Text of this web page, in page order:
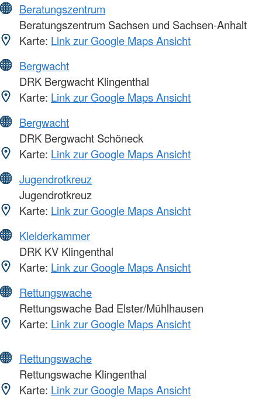
Beratungszentrum
Beratungszentrum Sachsen und Sachsen-Anhalt
Karte: Link zur Google Maps Ansicht
Bergwacht
DRK Bergwacht Klingenthal
Karte: Link zur Google Maps Ansicht
Bergwacht
DRK Bergwacht Schöneck
Karte: Link zur Google Maps Ansicht
Jugendrotkreuz
Jugendrotkreuz
Karte: Link zur Google Maps Ansicht
Kleiderkammer
DRK KV Klingenthal
Karte: Link zur Google Maps Ansicht
Rettungswache
Rettungswache Bad Elster/Mühlhausen
Karte: Link zur Google Maps Ansicht
Rettungswache
Rettungswache Klingenthal
Karte: Link zur Google Maps Ansicht